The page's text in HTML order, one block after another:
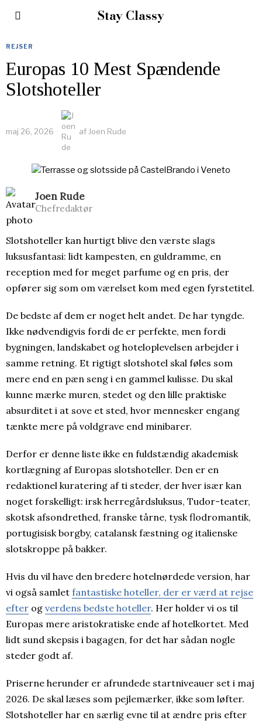
Stay Classy
REJSER
Europas 10 Mest Spændende
Slotshoteller
maj 26, 2026 af Joen Rude
Joen Rude
Chefredaktør
Slotshoteller kan hurtigt blive den værste slags
luksusfantasi: lidt kampesten, en guldramme, en
reception med for meget parfume og en pris, der
opfører sig som om værelset kom med egen fyrstetitel.
De bedste af dem er noget helt andet. De har tyngde.
Ikke nødvendigvis fordi de er perfekte, men fordi
bygningen, landskabet og hoteloplevelsen arbejder i
samme retning. Et rigtigt slotshotel skal føles som
mere end en pæn seng i en gammel kulisse. Du skal
kunne mærke muren, stedet og den lille praktiske
absurditet i at sove et sted, hvor mennesker engang
tænkte mere på voldgrave end minibarer.
Derfor er denne liste ikke en fuldstændig akademisk
kortlægning af Europas slotshoteller. Den er en
redaktionel kuratering af ti steder, der hver især kan
noget forskelligt: irsk herregårdsluksus, Tudor-teater,
skotsk afsondrethed, franske tårne, tysk flodromantik,
portugisisk borgby, catalansk fæstning og italienske
slotskroppe på bakker.
Hvis du vil have den bredere hotelnørdede version, har
vi også samlet fantastiske hoteller, der er værd at rejse
efter og verdens bedste hoteller. Her holder vi os til
Europas mere aristokratiske ende af hotelkortet. Med
lidt sund skepsis i bagagen, for det har sådan nogle
steder godt af.
Priserne herunder er afrundede startniveauer set i maj
2026. De skal læses som pejlemærker, ikke som løfter.
Slotshoteller har en særlig evne til at ændre pris efter